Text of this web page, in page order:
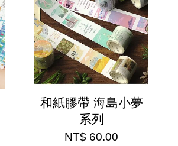
和紙膠帶 海島小夢
系列
NT$ 60.00